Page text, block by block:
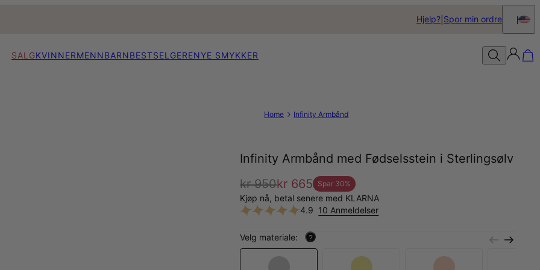
Hjelp? Spor min ordre
SALGKVINNERMENNBARNBESTSELGERENYE SMYKKER
Home Infinity Armbånd
Infinity Armbånd med Fødselsstein i Sterlingsølv
kr 950kr 665 Spar 30%
Kjøp nå, betal senere med KLARNA
4.9 10 Anmeldelser
Velg materiale: ?